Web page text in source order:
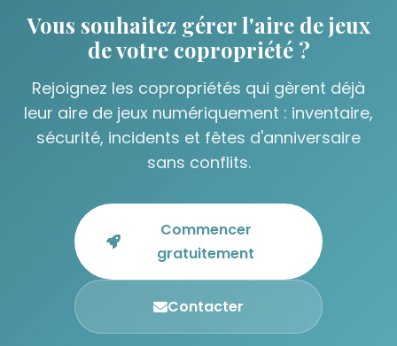
Vous souhaitez gérer l'aire de jeux
de votre copropriété ?
Rejoignez les copropriétés qui gèrent déjà
leur aire de jeux numériquement : inventaire,
sécurité, incidents et fêtes d'anniversaire
sans conflits.
Commencer
gratuitement
Contacter